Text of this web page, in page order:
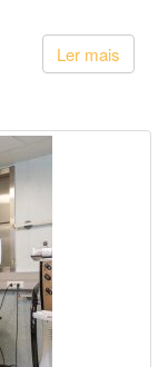
Ler mais